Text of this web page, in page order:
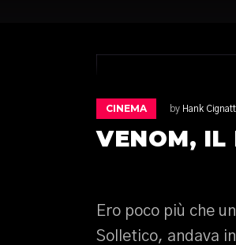
CINEMA by Hank
VENOM, IL
Ero poco più che
Solletico, andava